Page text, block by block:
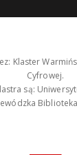
Klaster
Cyfrowej.
są: